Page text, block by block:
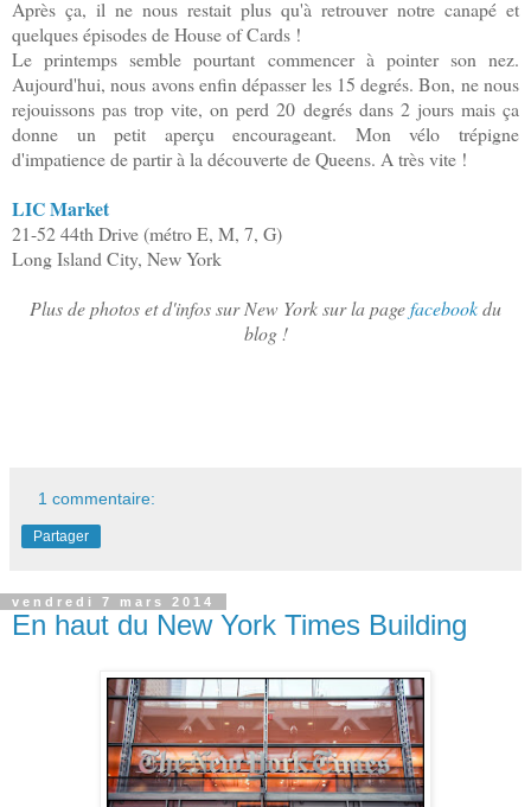
Après ça, il ne nous restait plus qu'à retrouver notre canapé et
quelques épisodes de House of Cards !
Le printemps semble pourtant commencer à pointer son nez.
Aujourd'hui, nous avons enfin dépasser les 15 degrés. Bon, ne nous
rejouissons pas trop vite, on perd 20 degrés dans 2 jours mais ça
donne un petit aperçu encourageant. Mon vélo trépigne
d'impatience de partir à la découverte de Queens. A très vite !
LIC Market
21-52 44th Drive (métro E, M, 7, G)
Long Island City, New York
Plus de photos et d'infos sur New York sur la pagefacebookdu
blog !
1 commentaire:
Partager
vendredi 7 mars 2014
En haut du New York Times Building